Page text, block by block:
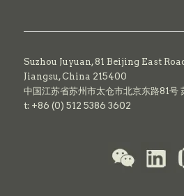
Suzhou Juyuan, 81 Beijing East
Jiangsu, China 215400
中国江苏省苏州市太仓市北京东路81号
t: +86 (0) 512 5386 3602